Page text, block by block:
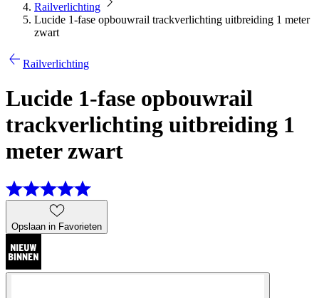
Railverlichting
Lucide 1-fase opbouwrail trackverlichting uitbreiding 1 meter
zwart
Railverlichting
Lucide 1-fase opbouwrail
trackverlichting uitbreiding 1
meter zwart
Opslaan in Favorieten